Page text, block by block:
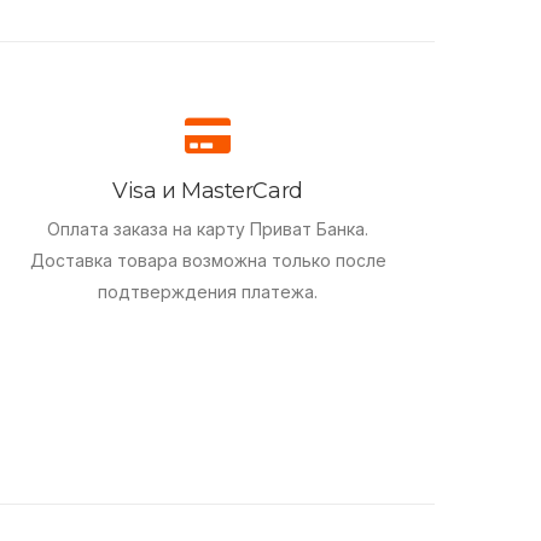
Visa и MasterCard
Оплата заказа на карту Приват Банка.
Доставка товара возможна только после
подтверждения платежа.